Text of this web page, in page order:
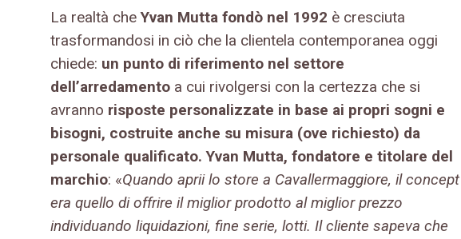
La realtà cheYvan Mutta fondò nel 1992 è cresciuta
trasformandosi in ciò che la clientela contemporanea oggi
chiede: un punto di riferimento nel settore
dell’arredamento a cui rivolgersi con la certezza che si
avranno risposte personalizzate in base ai propri sogni e
bisogni, costruite anche su misura (ove richiesto) da
personale qualificato. Yvan Mutta, fondatore e titolare del
marchio: «Quando aprii lo store a Cavallermaggiore, il concept
era quello di offrire il miglior prodotto al miglior prezzo
individuando liquidazioni, fine serie, lotti. Il cliente sapeva che